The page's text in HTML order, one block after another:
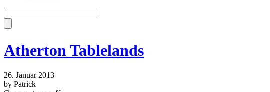
Atherton Tablelands
26. Januar 2013
by Patrick